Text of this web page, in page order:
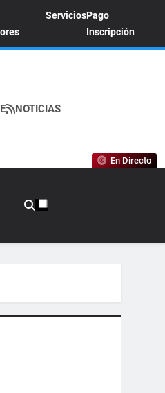
ServiciosPago
Inscripción
NOTICIAS
En Directo